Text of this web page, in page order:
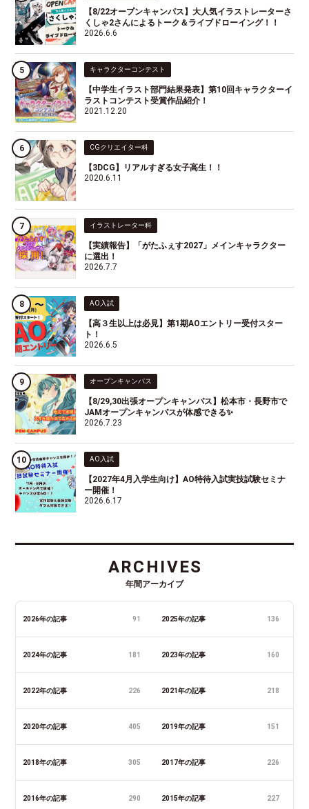
【8/22オープンキャンパス】大人気イラストレーターさ
くしゃ2さんによるトーク＆ライブドローイング！！
2026.6.6
キャラクターコンテスト
【中学生イラスト部門結果発表】第10回キャラクターイ
ラストコンテスト受賞作品紹介！
2021.12.20
CGクリエイター科
【3DCG】リアルすぎる女子高生！！
2020.6.11
イラストレーター科
【実績報告】「がたふぇす2027」メインキャラクター
に選出！
2026.7.7
AO入試
【高３生以上は必見】第1期AOエントリー受付スター
ト！
2026.6.5
オープンキャンパス
【8/29,30出張オープンキャンパス】松本市・長野市で
JAMオープンキャンパスが体感できる✨
2026.7.23
AO入試
【2027年4月入学生向け】AO特待入試実技試験セミナ
ー開催！
2026.6.17
ARCHIVES
年間アーカイブ
2026年の記事 91 2025年の記事 136
2024年の記事 181 2023年の記事 160
2022年の記事 226 2021年の記事 218
2020年の記事 405 2019年の記事 151
2018年の記事 305 2017年の記事 226
2016年の記事 290 2015年の記事 227